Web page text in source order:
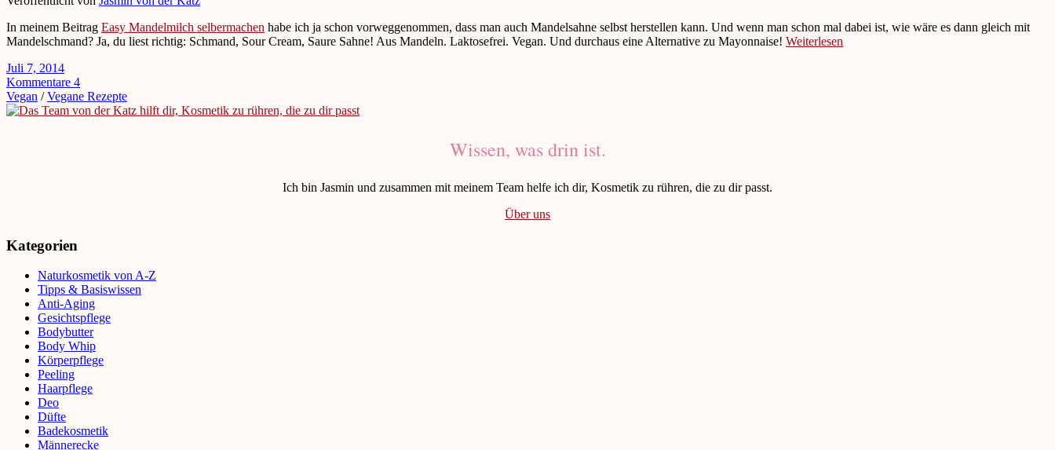
In meinem Beitrag Easy Mandelmilch selbermachen habe ich ja schon vorweggenommen, dass man auch Mandelsahne selbst herstellen kann. Und wenn man schon mal dabei ist, wie wäre es dann gleich mit
Mandelschmand? Ja, du liest richtig: Schmand, Sour Cream, Saure Sahne! Aus Mandeln. Laktosefrei. Vegan. Und durchaus eine Alternative zu Mayonnaise! Weiterlesen
Juli 7, 2014
Kommentare 4
Vegan /Vegane Rezepte
Wissen, was drin ist.
Ich bin Jasmin und zusammen mit meinem Team helfe ich dir, Kosmetik zu rühren, die zu dir passt.
Über uns
Kategorien
Naturkosmetik von A-Z
Tipps & Basiswissen
Anti-Aging
Gesichtspflege
Bodybutter
Body Whip
Körperpflege
Peeling
Haarpflege
Deo
Düfte
Badekosmetik
Männerecke